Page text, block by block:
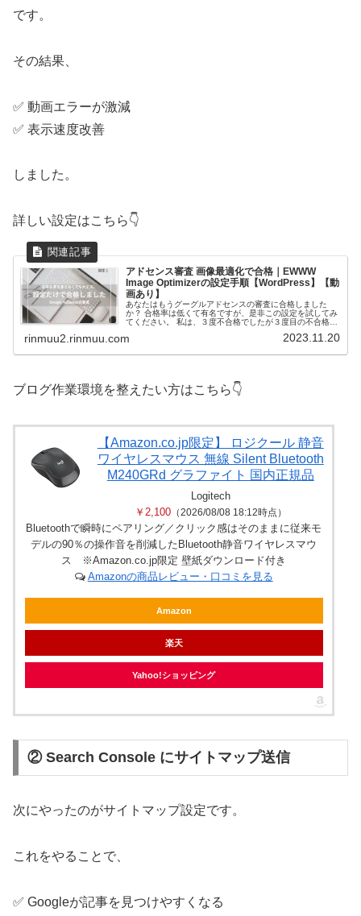
です。
その結果、
✅ 動画エラーが激減
✅ 表示速度改善
しました。
詳しい設定はこちら👇
アドセンス審査 画像最適化で合格｜EWWW
Image Optimizerの設定手順【WordPress】【動
画あり】
あなたはもうグーグルアドセンスの審査に合格しました
か？ 合格率は低くて有名ですが、是非この設定を試してみ
てください。 私は、３度不合格でしたが３度目の不合格か
ンソールのエラーを修正したくて、やった、プラグインの
rinmuu2.rinmuu.com 2023.11.20
ブログ作業環境を整えたい方はこちら👇
【Amazon.co.jp限定】 ロジクール 静音
ワイヤレスマウス 無線 Silent Bluetooth
M240GRd グラファイト 国内正規品
Logitech
￥2,100（2026/08/08 18:12時点）
Bluetoothで瞬時にペアリング／クリック感はそのままに従来モ
デルの90％の操作音を削減したBluetooth静音ワイヤレスマウ
ス ※Amazon.co.jp限定 壁紙ダウンロード付き
Amazonの商品レビュー・口コミを見る
Amazon
楽天
Yahoo!ショッピング
② Search Console にサイトマップ送信
次にやったのがサイトマップ設定です。
これをやることで、
✅ Googleが記事を見つけやすくなる